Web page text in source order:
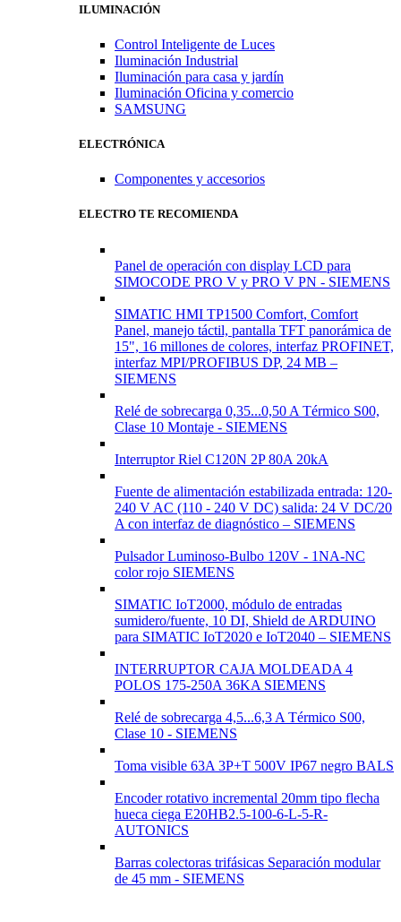
ILUMINACIÓN
Control Inteligente de Luces
Iluminación Industrial
Iluminación para casa y jardín
Iluminación Oficina y comercio
SAMSUNG
ELECTRÓNICA
Componentes y accesorios
ELECTRO TE RECOMIENDA
Panel de operación con display LCD para
SIMOCODE PRO V y PRO V PN - SIEMENS
SIMATIC HMI TP1500 Comfort, Comfort
Panel, manejo táctil, pantalla TFT panorámica de
15", 16 millones de colores, interfaz PROFINET,
interfaz MPI/PROFIBUS DP, 24 MB –
SIEMENS
Relé de sobrecarga 0,35...0,50 A Térmico S00,
Clase 10 Montaje - SIEMENS
Interruptor Riel C120N 2P 80A 20kA
Fuente de alimentación estabilizada entrada: 120-
240 V AC (110 - 240 V DC) salida: 24 V DC/20
A con interfaz de diagnóstico – SIEMENS
Pulsador Luminoso-Bulbo 120V - 1NA-NC
color rojo SIEMENS
SIMATIC IoT2000, módulo de entradas
sumidero/fuente, 10 DI, Shield de ARDUINO
para SIMATIC IoT2020 e IoT2040 – SIEMENS
INTERRUPTOR CAJA MOLDEADA 4
POLOS 175-250A 36KA SIEMENS
Relé de sobrecarga 4,5...6,3 A Térmico S00,
Clase 10 - SIEMENS
Toma visible 63A 3P+T 500V IP67 negro BALS
Encoder rotativo incremental 20mm tipo flecha
hueca ciega E20HB2.5-100-6-L-5-R-
AUTONICS
Barras colectoras trifásicas Separación modular
de 45 mm - SIEMENS